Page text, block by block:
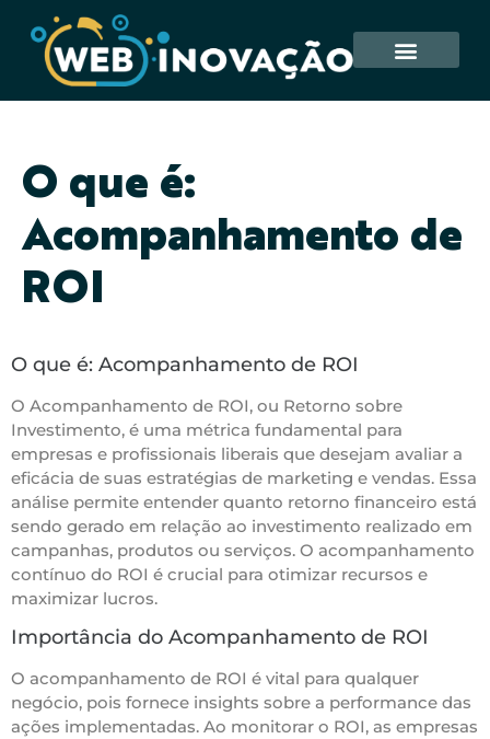
O que é:
Acompanhamento de
ROI
O que é: Acompanhamento de ROI
O Acompanhamento de ROI, ou Retorno sobre
Investimento, é uma métrica fundamental para
empresas e profissionais liberais que desejam avaliar a
eficácia de suas estratégias de marketing e vendas. Essa
análise permite entender quanto retorno financeiro está
sendo gerado em relação ao investimento realizado em
campanhas, produtos ou serviços. O acompanhamento
contínuo do ROI é crucial para otimizar recursos e
maximizar lucros.
Importância do Acompanhamento de ROI
O acompanhamento de ROI é vital para qualquer
negócio, pois fornece insights sobre a performance das
ações implementadas. Ao monitorar o ROI, as empresas